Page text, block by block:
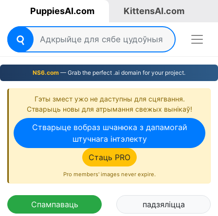
PuppiesAI.com KittensAI.com
NS6.com — Grab the perfect .ai domain for your project.
Гэты змест ужо не даступны для сцягвання.
Стварыць новы для атрымання свежых вынікаў!
Стварыце вобраз шчанюка з дапамогай
штучнага інтэлекту
Стаць PRO
Pro members' images never expire.
Спампаваць падзяліцца